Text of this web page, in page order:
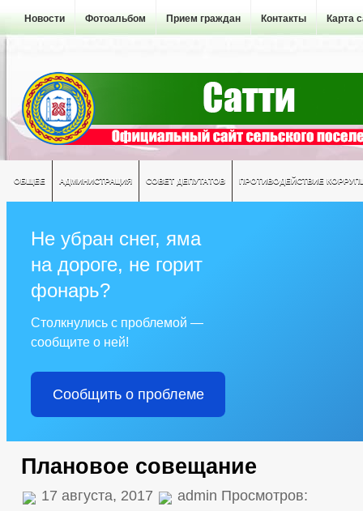
Новости Фотоальбом Прием граждан Контакты Карта
ОБЩЕЕ АДМИНИСТРАЦИЯ СОВЕТ ДЕПУТАТОВ ПРОТИВОДЕЙСТВИЕ
Не убран снег, яма
на дороге, не горит
фонарь?
Столкнулись с проблемой —
сообщите о ней!
Сообщить о проблеме
Плановое совещание
17 августа, 2017 admin Просмотров: